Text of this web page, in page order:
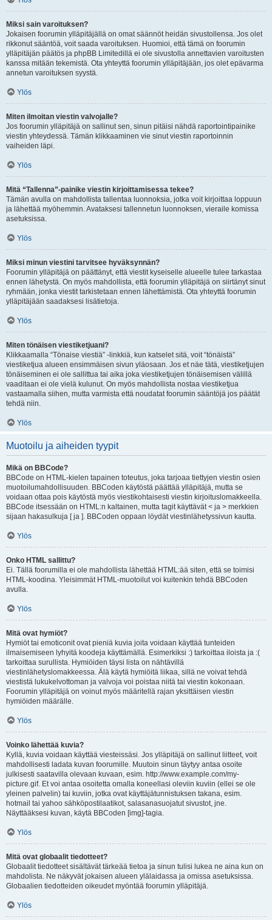
Miksi sain varoituksen?
Jokaisen foorumin ylläpitäjällä on omat säännöt heidän sivustollensa. Jos olet
rikkonut sääntöä, voit saada varoituksen. Huomioi, että tämä on foorumin
ylläpitäjän päätös ja phpBB Limitedillä ei ole sivustolla annettavien varoitusten
kanssa mitään tekemistä. Ota yhteyttä foorumin ylläpitäjään, jos olet epävarma
annetun varoituksen syystä.
Ylös
Miten ilmoitan viestin valvojalle?
Jos foorumin ylläpitäjä on sallinut sen, sinun pitäisi nähdä raportointipainike
viestin yhteydessä. Tämän klikkaaminen vie sinut viestin raportoinnin
vaiheiden läpi.
Ylös
Mitä “Tallenna”-painike viestin kirjoittamisessa tekee?
Tämän avulla on mahdollista tallentaa luonnoksia, jotka voit kirjoittaa loppuun
ja lähettää myöhemmin. Avataksesi tallennetun luonnoksen, vieraile komissa
asetuksissa.
Ylös
Miksi minun viestini tarvitsee hyväksynnän?
Foorumin ylläpitäjä on päättänyt, että viestit kyseiselle alueelle tulee tarkastaa
ennen lähetystä. On myös mahdollista, että foorumin ylläpitäjä on siirtänyt sinut
ryhmään, jonka viestit tarkistetaan ennen lähettämistä. Ota yhteyttä foorumin
ylläpitäjään saadaksesi lisätietoja.
Ylös
Miten tönäisen viestiketjuani?
Klikkaamalla “Tönaise viestiä” -linkkiä, kun katselet sitä, voit “tönäistä”
viestiketjua alueen ensimmäisen sivun yläosaan. Jos et näe tätä, viestiketjujen
tönäiseminen ei ole sallittua tai aika joka viestiketjujen tönäisemisen välillä
vaaditaan ei ole vielä kulunut. On myös mahdollista nostaa viestiketjua
vastaamalla siihen, mutta varmista että noudatat foorumin sääntöjä jos päätät
tehdä niin.
Ylös
Muotoilu ja aiheiden tyypit
Mikä on BBCode?
BBCode on HTML-kielen tapainen toteutus, joka tarjoaa tiettyjen viestin osien
muotoilumahdollisuuden. BBCoden käytöstä päättää ylläpitäjä, mutta se
voidaan ottaa pois käytöstä myös viestikohtaisesti viestin kirjoituslomakkeella.
BBCode itsessään on HTML:n kaltainen, mutta tagit käyttävät < ja > merkkien
sijaan hakasulkuja [ ja ]. BBCoden oppaan löydät viestinlähetyssivun kautta.
Ylös
Onko HTML sallittu?
Ei. Tällä foorumilla ei ole mahdollista lähettää HTML:ää siten, että se toimisi
HTML-koodina. Yleisimmät HTML-muotoilut voi kuitenkin tehdä BBCoden
avulla.
Ylös
Mitä ovat hymiöt?
Hymiöt tai emoticonit ovat pieniä kuvia joita voidaan käyttää tunteiden
ilmaisemiseen lyhyitä koodeja käyttämällä. Esimerkiksi :) tarkoittaa iloista ja :(
tarkoittaa surullista. Hymiöiden täysi lista on nähtävillä
viestinlähetyslomakkeessa. Älä käytä hymiöitä liikaa, sillä ne voivat tehdä
viestistä lukukelvottoman ja valvoja voi poistaa niitä tai viestin kokonaan.
Foorumin ylläpitäjä on voinut myös määritellä rajan yksittäisen viestin
hymiöiden määrälle.
Ylös
Voinko lähettää kuvia?
Kyllä, kuvia voidaan käyttää viesteissäsi. Jos ylläpitäjä on sallinut liitteet, voit
mahdollisesti ladata kuvan foorumille. Muutoin sinun täytyy antaa osoite
julkisesti saatavilla olevaan kuvaan, esim. http://www.example.com/my-
picture.gif. Et voi antaa osoitetta omalla koneellasi oleviin kuviin (ellei se ole
yleinen palvelin) tai kuviin, jotka ovat käyttäjätunnistuksen takana, esim.
hotmail tai yahoo sähköpostilaatikot, salasanasuojatut sivustot, jne.
Näyttääksesi kuvan, käytä BBCoden [img]-tagia.
Ylös
Mitä ovat globaalit tiedotteet?
Globaalit tiedotteet sisältävät tärkeää tietoa ja sinun tulisi lukea ne aina kun on
mahdolista. Ne näkyvät jokaisen alueen ylälaidassa ja omissa asetuksissa.
Globaalien tiedotteiden oikeudet myöntää foorumin ylläpitäjä.
Ylös